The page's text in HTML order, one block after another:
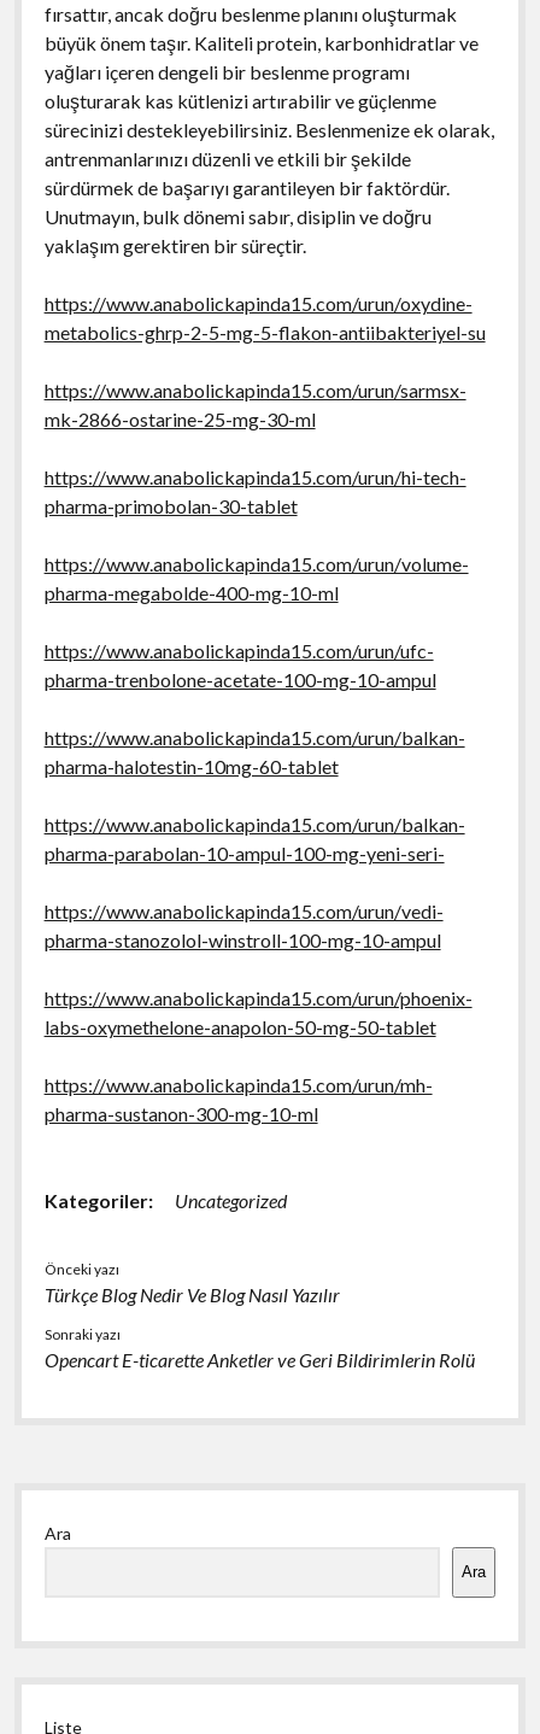
fırsattır, ancak doğru beslenme planını oluşturmak
büyük önem taşır. Kaliteli protein, karbonhidratlar ve
yağları içeren dengeli bir beslenme programı
oluşturarak kas kütlenizi artırabilir ve güçlenme
sürecinizi destekleyebilirsiniz. Beslenmenize ek olarak,
antrenmanlarınızı düzenli ve etkili bir şekilde
sürdürmek de başarıyı garantileyen bir faktördür.
Unutmayın, bulk dönemi sabır, disiplin ve doğru
yaklaşım gerektiren bir süreçtir.
https://www.anabolickapinda15.com/urun/oxydine-
metabolics-ghrp-2-5-mg-5-flakon-antiibakteriyel-su
https://www.anabolickapinda15.com/urun/sarmsx-
mk-2866-ostarine-25-mg-30-ml
https://www.anabolickapinda15.com/urun/hi-tech-
pharma-primobolan-30-tablet
https://www.anabolickapinda15.com/urun/volume-
pharma-megabolde-400-mg-10-ml
https://www.anabolickapinda15.com/urun/ufc-
pharma-trenbolone-acetate-100-mg-10-ampul
https://www.anabolickapinda15.com/urun/balkan-
pharma-halotestin-10mg-60-tablet
https://www.anabolickapinda15.com/urun/balkan-
pharma-parabolan-10-ampul-100-mg-yeni-seri-
https://www.anabolickapinda15.com/urun/vedi-
pharma-stanozolol-winstroll-100-mg-10-ampul
https://www.anabolickapinda15.com/urun/phoenix-
labs-oxymethelone-anapolon-50-mg-50-tablet
https://www.anabolickapinda15.com/urun/mh-
pharma-sustanon-300-mg-10-ml
Kategoriler: Uncategorized
Önceki yazı
Türkçe Blog Nedir Ve Blog Nasıl Yazılır
Sonraki yazı
Opencart E-ticarette Anketler ve Geri Bildirimlerin Rolü
Yan
Menü
Ara
Ara
Liste